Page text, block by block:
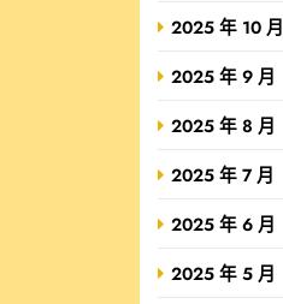
2025 年 10 月
2025 年 9 月
2025 年 8 月
2025 年 7 月
2025 年 6 月
2025 年 5 月